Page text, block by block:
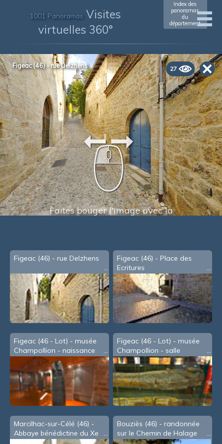
1001 Panoramas Visites
virtuelles 360°
Index des
panoramas
du
département
27
Figeac (46) - rue Delzhens
Faites bouger l'image avec la
Figeac (46) - rue Delzhens
Figeac (46) - Place des
Ecritures
Figeac (46 - Lot) - musée
Champollion - naissance
des écritures
Figeac (46 - Lot) - musée
Champollion - salle
Champollion
Marcilhac-sur-Célé (46) -
Abbaye bénédictine du Xe
Bouziès (46) - randonnée
sur le Chemin de Halage